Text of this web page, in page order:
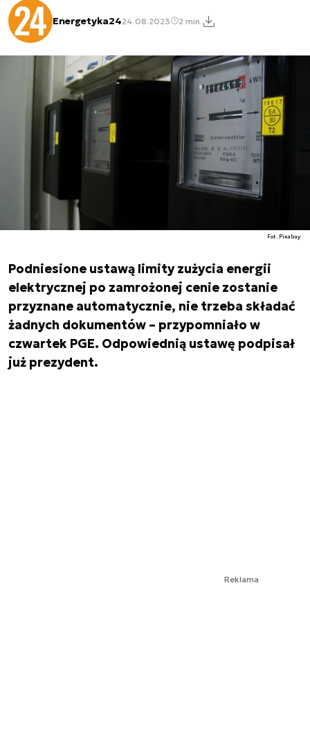
Energetyka2424.08.2023 2 min.
Fot. Pixabay
Podniesione ustawą limity zużycia energii
elektrycznej po zamrożonej cenie zostanie
przyznane automatycznie, nie trzeba składać
żadnych dokumentów – przypomniało w
czwartek PGE. Odpowiednią ustawę podpisał
już prezydent.
Reklama